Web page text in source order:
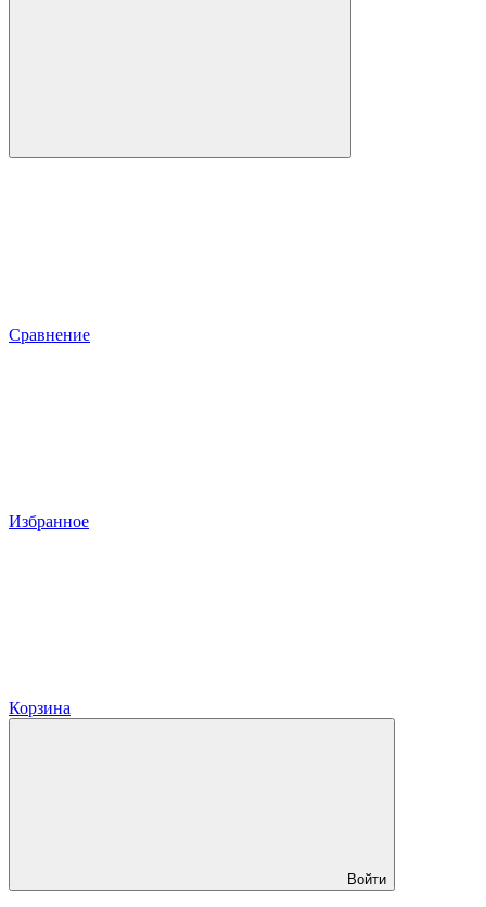
Сравнение
Избранное
Корзина
Войти